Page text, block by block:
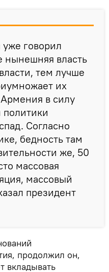
говорил
нынешняя власть
тем лучше
их
в силу
политики
Согласно
бедность там
же, 50
массовая
массовый
президент
продолжил он,
вкладывать